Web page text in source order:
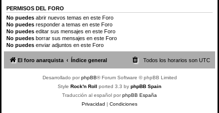
PERMISOS DEL FORO
No puedes abrir nuevos temas en este Foro
No puedes responder a temas en este Foro
No puedes editar sus mensajes en este Foro
No puedes borrar sus mensajes en este Foro
No puedes enviar adjuntos en este Foro
El foro anarquista Índice general Todos los horarios son UTC
Desarrollado porphpBB® Forum Software © phpBB Limited
Style Rock'n Roll ported 3.3 by phpBB Spain
Traducción al español porphpBB España
Privacidad | Condiciones